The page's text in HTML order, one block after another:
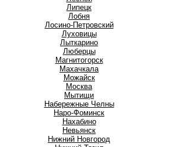
Липецк
Лобня
Лосино-Петровский
Луховицы
Лыткарино
Люберцы
Магнитогорск
Махачкала
Можайск
Москва
Мытищи
Набережные Челны
Наро-Фоминск
Нахабино
Невьянск
Нижний Новгород